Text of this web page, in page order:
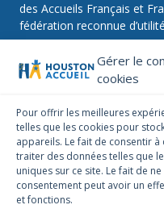
Gérer le
cookies
Pour offrir les meilleures
telles que les cookies pour
appareils. Le fait de consentir
traiter des données telles que
uniques sur ce site. Le fait de
consentement peut avoir un
et fonctions.
des Accueils Français et
fédération reconnue
NOUS SUIVRE
Facebook
NOUS
infos@houstonaccueil.org